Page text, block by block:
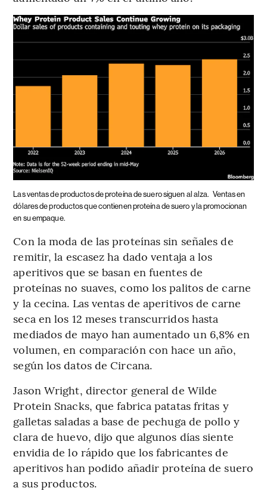
Las ventas de productos de proteína de suero siguen al alza. Ventas en
dólares de productos que contienen proteína de suero y la promocionan
en su empaque.
Con la moda de las proteínas sin señales de
remitir, la escasez ha dado ventaja a los
aperitivos que se basan en fuentes de
proteínas no suaves, como los palitos de carne
y la cecina. Las ventas de aperitivos de carne
seca en los 12 meses transcurridos hasta
mediados de mayo han aumentado un 6,8% en
volumen, en comparación con hace un año,
según los datos de Circana.
Jason Wright, director general de Wilde
Protein Snacks, que fabrica patatas fritas y
galletas saladas a base de pechuga de pollo y
clara de huevo, dijo que algunos días siente
envidia de lo rápido que los fabricantes de
aperitivos han podido añadir proteína de suero
a sus productos.